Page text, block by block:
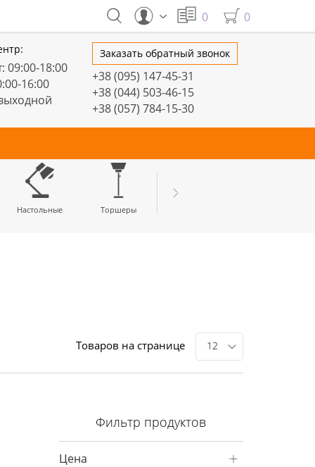
0 0
Заказать обратный звонок
+38 (095) 147-45-31
+38 (044) 503-46-15
+38 (057) 784-15-30
09:00-18:00
16:00
Настольные Торшеры
Товаров на странице 12
Фильтр продуктов
Цена